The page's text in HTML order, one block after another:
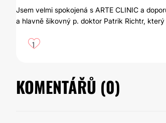
Jsem velmi spokojená s ARTE CLINIC a
a hlavně šikovný p. doktor Patrik Richtr,
1
KOMENTÁŘŮ (0)